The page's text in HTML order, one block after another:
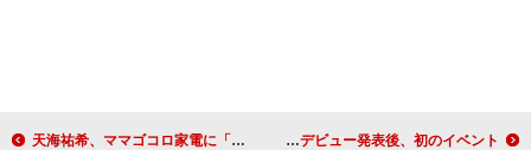
天海祐希、ママゴコロ家電に「子供のころ夢見た生活」 東芝のＣＭキャラクターも５年目に突入 石田純一の娘・すみれ「理子ちゃんとご飯食べた…」 芸能界デビュー発表後、初のイベント